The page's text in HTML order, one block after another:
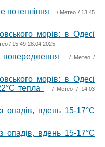
потепління / Метео / 13:45
морів: в Одесі
/ 15:49 28.04.2025
/ Метео /
морів: в Одесі
тепла
/ Метео / 14:03
опадів, вдень 15-17°С
опадів, вдень 15-17°С